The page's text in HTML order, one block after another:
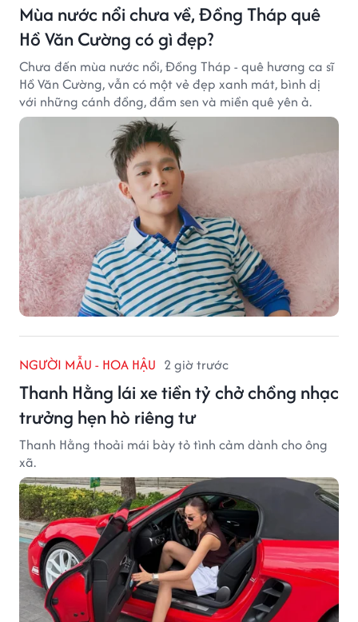
Mùa nước nổi chưa về, Đồng Tháp quê
Hồ Văn Cường có gì đẹp?
Chưa đến mùa nước nổi, Đồng Tháp - quê hương ca sĩ
Hồ Văn Cường, vẫn có một vẻ đẹp xanh mát, bình dị
với những cánh đồng, đầm sen và miền quê yên ả.
NGƯỜI MẪU - HOA HẬU 2 giờ trước
Thanh Hằng lái xe tiền tỷ chở chồng nhạc
trưởng hẹn hò riêng tư
Thanh Hằng thoải mái bày tỏ tình cảm dành cho ông
xã.